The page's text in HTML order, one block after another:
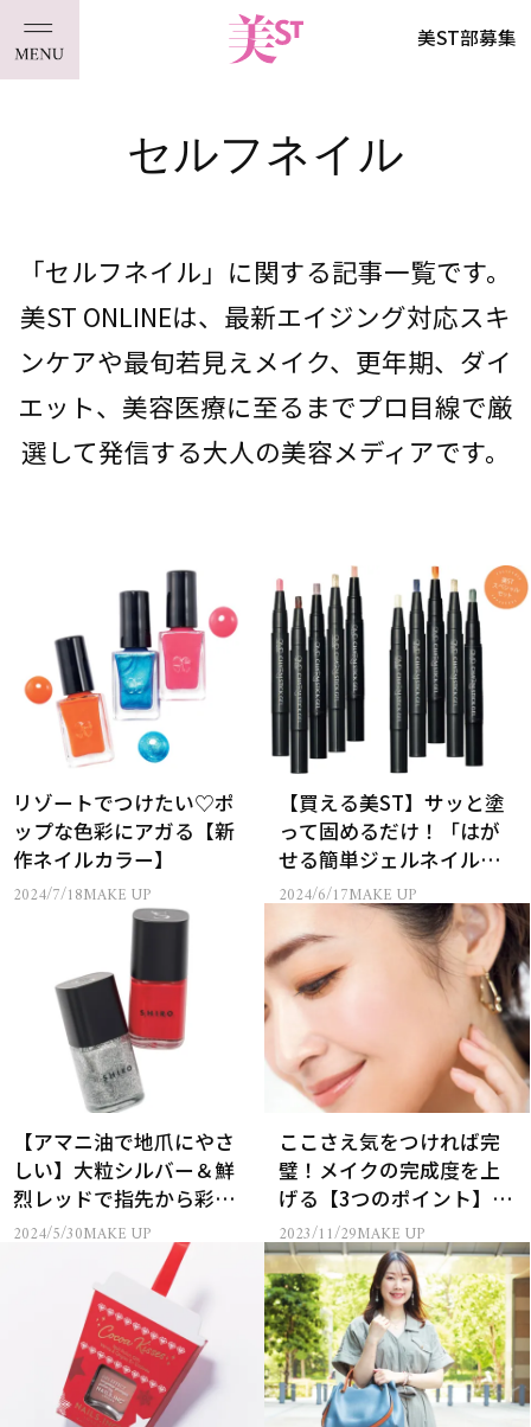
美ST部募集
セルフネイル
「セルフネイル」に関する記事一覧です。
美ST ONLINEは、最新エイジング対応スキ
ンケアや最旬若見えメイク、更年期、ダイ
エット、美容医療に至るまでプロ目線で厳
選して発信する大人の美容メディアです。
リゾートでつけたい♡ポ
ップな色彩にアガる【新
作ネイルカラー】
2024/7/18MAKE UP
【買える美ST】サッと塗
って固めるだけ！「はが
せる簡単ジェルネイル」
美STコラボ第2弾！
2024/6/17MAKE UP
【アマニ油で地爪にやさ
しい】大粒シルバー＆鮮
烈レッドで指先から彩る
SHIRO亜麻ネイル新色
2024/5/30MAKE UP
ここさえ気をつければ完
璧！メイクの完成度を上
げる【3つのポイント】と
は？
2023/11/29MAKE UP